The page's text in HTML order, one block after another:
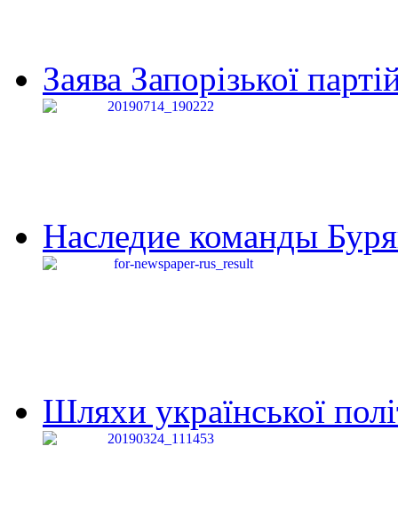
Заява Запорізької
Наследие команды
Шляхи української